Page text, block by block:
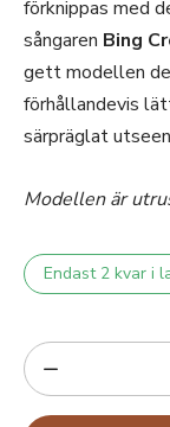
förknippas med
sångaren Bing
gett modellen
förhållandevis
särpräglat
Modellen är
Endast 2 kvar i